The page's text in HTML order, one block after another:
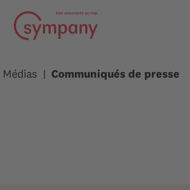
Médias Communiqués de presse